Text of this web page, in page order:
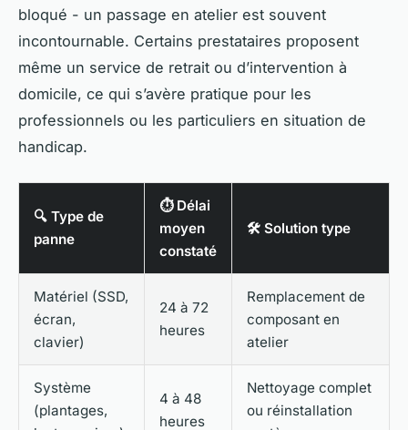
bloqué - un passage en atelier est souvent
incontournable. Certains prestataires proposent
même un service de retrait ou d’intervention à
domicile, ce qui s’avère pratique pour les
professionnels ou les particuliers en situation de
handicap.
🔍 Type de
panne
⏱️ Délai
moyen
constaté
🛠️ Solution type
Matériel (SSD,
écran,
clavier)
24 à 72
heures
Remplacement de
composant en
atelier
Système
(plantages,
4 à 48
heures
Nettoyage complet
ou réinstallation